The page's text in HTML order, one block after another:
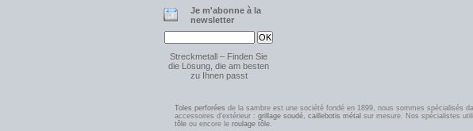
Je m'abonne à la
newsletter
Streckmetall – Finden Sie
die Lösung, die am besten
zu Ihnen passt
Toles perforées de la sambre est une société fondé en 1899, nous sommes spécialisés
accessoires d’extérieur : grillage soudé, caillebotis métal sur mesure. Nos spécialistes
tôleou encore le roulage tôle.